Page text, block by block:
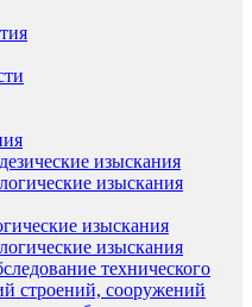
изыскания
изыскания
изыскания
изыскания
технического
строений, сооружений